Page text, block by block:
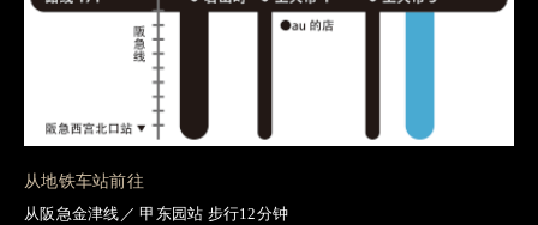
从地铁车站前往
从阪急金津线／ 甲东园站 步行12分钟